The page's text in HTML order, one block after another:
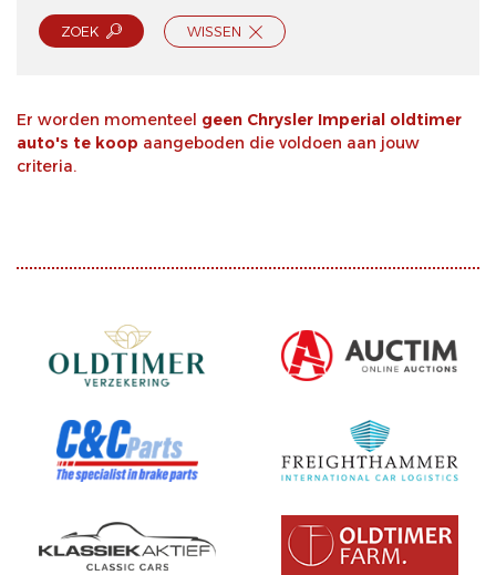
ZOEK WISSEN
Er worden momenteel geen Chrysler Imperial oldtimer
auto's te koop aangeboden die voldoen aan jouw
criteria.